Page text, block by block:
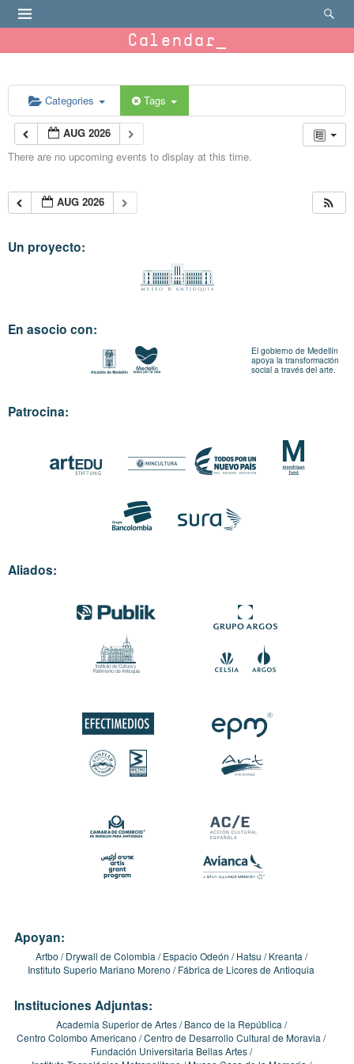
Calendar
Categories Tags
AUG 2026
There are no upcoming events to display at this time.
AUG 2026
Un proyecto:
En asocio con:
El gobierno de Medellín
apoya la transformación
social a través del arte.
Patrocina:
Aliados:
Apoyan:
Artbo Drywall de Colombia Espacio Odeón Hatsu
Kreanta
Instituto Superio Mariano Moreno
Fábrica de Licores de Antioquia
Instituciones Adjuntas:
Academia Superior de Artes
Banco de la República
Centro Colombo Americano Centro de Desarrollo Cultural de Moravia
Fundación Universitaria Bellas Artes